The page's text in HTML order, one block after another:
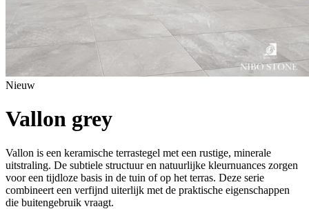
Nieuw
Vallon grey
Vallon is een keramische terrastegel met een rustige, minerale
uitstraling. De subtiele structuur en natuurlijke kleurnuances zorgen
voor een tijdloze basis in de tuin of op het terras. Deze serie
combineert een verfijnd uiterlijk met de praktische eigenschappen
die buitengebruik vraagt.